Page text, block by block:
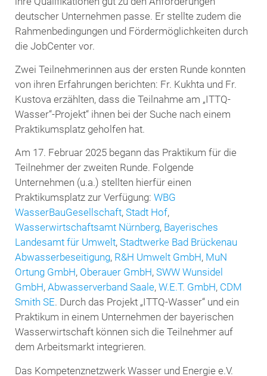
deutscher Unternehmen passe. Er stellte zudem die
Rahmenbedingungen und Fördermöglichkeiten durch
die JobCenter vor.
Zwei Teilnehmerinnen aus der ersten Runde konnten
von ihren Erfahrungen berichten: Fr. Kukhta und Fr.
Kustova erzählten, dass die Teilnahme am „ITTQ-
Wasser“-Projekt“ ihnen bei der Suche nach einem
Praktikumsplatz geholfen hat.
Am 17. Februar 2025 begann das Praktikum für die
Teilnehmer der zweiten Runde. Folgende
Unternehmen (u.a.) stellten hierfür einen
Praktikumsplatz zur Verfügung: WBG
WasserBauGesellschaft, Stadt Hof,
Wasserwirtschaftsamt Nürnberg, Bayerisches
Landesamt für Umwelt, Stadtwerke Bad Brückenau
Abwasserbeseitigung, R&H Umwelt GmbH, MuN
Ortung GmbH, Oberauer GmbH, SWW Wunsidel
GmbH, Abwasserverband Saale, W.E.T. GmbH, CDM
Smith SE. Durch das Projekt „ITTQ-Wasser“ und ein
Praktikum in einem Unternehmen der bayerischen
Wasserwirtschaft können sich die Teilnehmer auf
dem Arbeitsmarkt integrieren.
Das Kompetenznetzwerk Wasser und Energie e.V.